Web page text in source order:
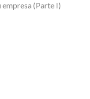
(Parte I)